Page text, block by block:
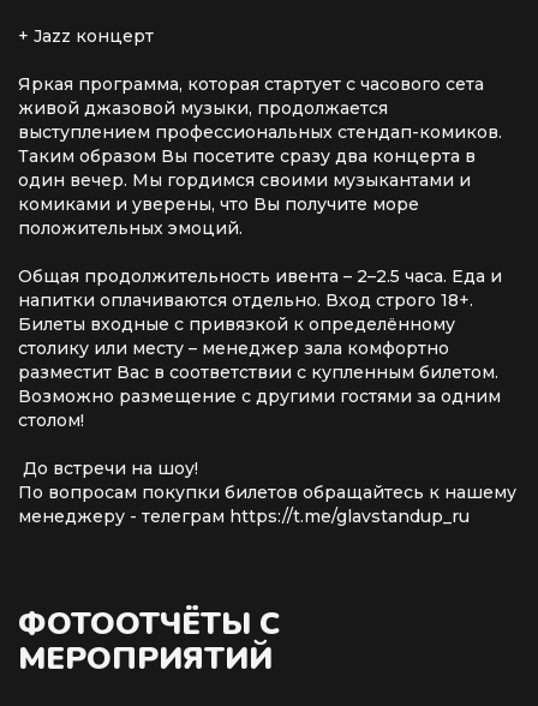
+ Jazz концерт
Яркая программа, которая стартует с часового сета
живой джазовой музыки, продолжается
выступлением профессиональных стендап-комиков.
Таким образом Вы посетите сразу два концерта в
один вечер. Мы гордимся своими музыкантами и
комиками и уверены, что Вы получите море
положительных эмоций.
Общая продолжительность ивента – 2–2.5 часа. Еда и
напитки оплачиваются отдельно. Вход строго 18+.
Билеты входные с привязкой к определённому
столику или месту – менеджер зала комфортно
разместит Вас в соответствии с купленным билетом.
Возможно размещение с другими гостями за одним
столом!
До встречи на шоу!
По вопросам покупки билетов обращайтесь к нашему
менеджеру - телеграм https://t.me/glavstandup_ru
ФОТООТЧЁТЫ С
МЕРОПРИЯТИЙ